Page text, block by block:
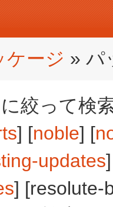
ケージ » パ
絞って検
] [noble] [
updates
] [resolute-